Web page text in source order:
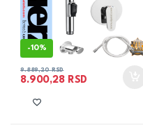
-10%
8.900,28 RSD
9.889,20RSD